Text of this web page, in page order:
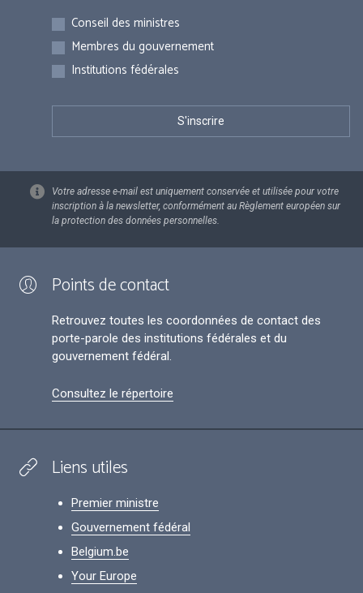
Inscriptions
Conseil des ministres
Membres du gouvernement
Institutions fédérales
Votre adresse e-mail est uniquement conservée et utilisée pour votre
inscription à la newsletter, conformément au Règlement européen sur
la protection des données personnelles.
Points de contact
Retrouvez toutes les coordonnées de contact des
porte-parole des institutions fédérales et du
gouvernement fédéral.
Consultez le répertoire
Liens utiles
Premier ministre
Gouvernement fédéral
Belgium.be
Your Europe